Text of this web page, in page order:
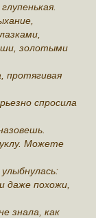
золотыми
спросила
Можете
даже похожи,
знала, как